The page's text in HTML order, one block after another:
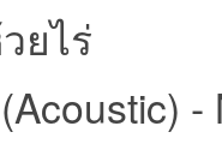
ยไร่
-